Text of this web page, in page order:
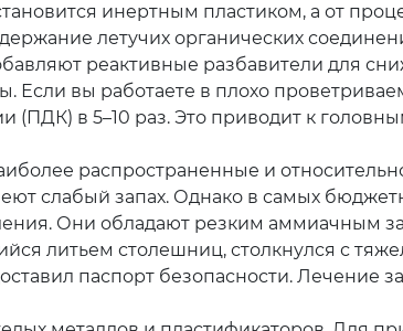
инертным пластиком, а от
летучих органических
реактивные разбавители для
Если вы работаете в плохо
(ПДК) в 5–10 раз. Это приводит к
распространенные и
слабый запах. Однако в самых
Они обладают резким аммиачным
литьем столешниц, столкнулся с
паспорт безопасности. Лечение